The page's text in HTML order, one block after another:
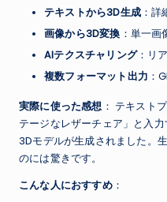
テキストから3D生成 ：
画像から3D変換 ：単一
AIテクスチャリング：リ
複数フォーマット出力 ：
実際に使った感想 ： テキスト
テージなレザーチェア」と入
3Dモデルが生成されました。
のには驚きです。
こんな人におすすめ：